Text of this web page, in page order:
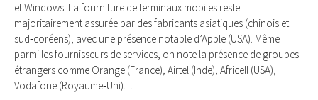
et Windows. La fourniture de terminaux mobiles reste
majoritairement assurée par des fabricants asiatiques (chinois et
sud‑coréens), avec une présence notable d’Apple (USA). Même
parmi les fournisseurs de services, on note la présence de groupes
étrangers comme Orange (France), Airtel (Inde), Africell (USA),
Vodafone (Royaume‑Uni)…